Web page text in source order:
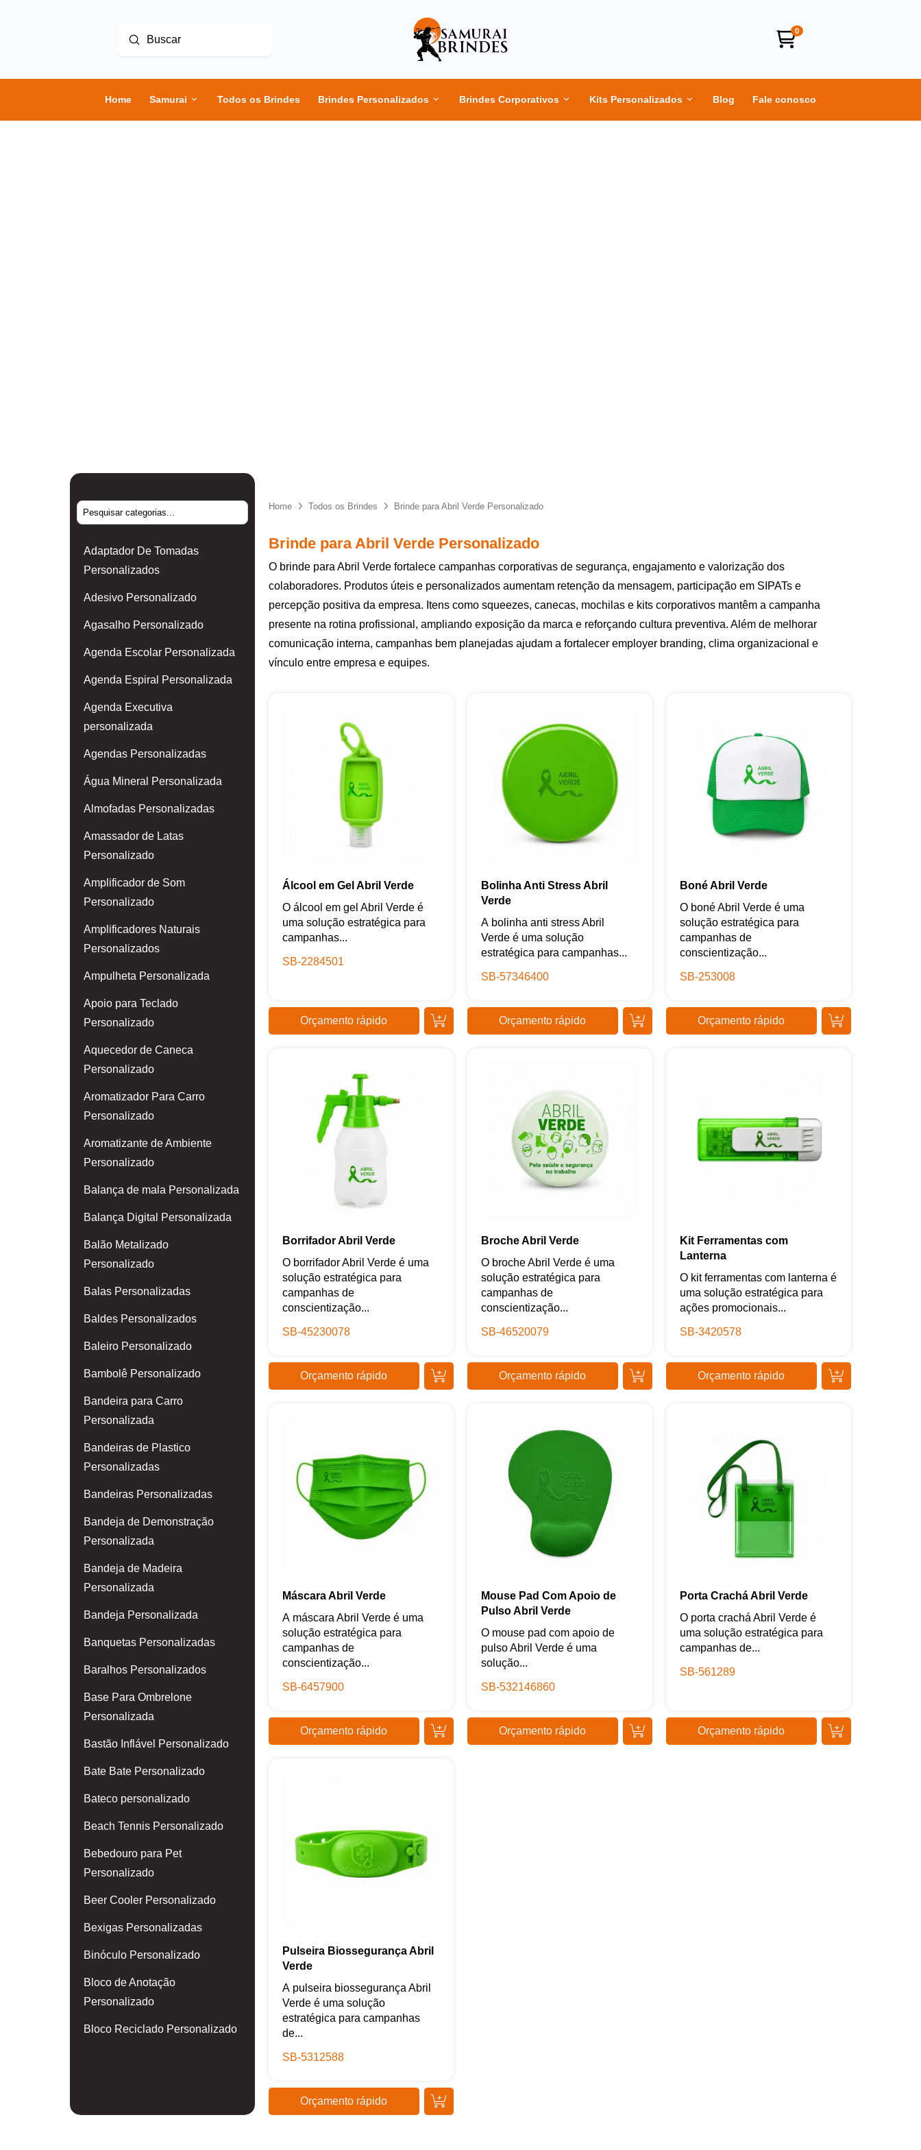
Buscar
Enviar
0
Home Samurai Todos os Brindes Brindes Personalizados Brindes Corporativos Kits Personalizados Blog Fale conosco
Adaptador De Tomadas
Personalizados
Adesivo Personalizado
Agasalho Personalizado
Agenda Escolar Personalizada
Agenda Espiral Personalizada
Agenda Executiva
personalizada
Agendas Personalizadas
Água Mineral Personalizada
Almofadas Personalizadas
Amassador de Latas
Personalizado
Amplificador de Som
Personalizado
Amplificadores Naturais
Personalizados
Ampulheta Personalizada
Apoio para Teclado
Personalizado
Aquecedor de Caneca
Personalizado
Aromatizador Para Carro
Personalizado
Aromatizante de Ambiente
Personalizado
Balança de mala Personalizada
Balança Digital Personalizada
Balão Metalizado
Personalizado
Balas Personalizadas
Baldes Personalizados
Baleiro Personalizado
Bambolê Personalizado
Bandeira para Carro
Personalizada
Bandeiras de Plastico
Personalizadas
Bandeiras Personalizadas
Bandeja de Demonstração
Personalizada
Bandeja de Madeira
Personalizada
Bandeja Personalizada
Banquetas Personalizadas
Baralhos Personalizados
Base Para Ombrelone
Personalizada
Bastão Inflável Personalizado
Bate Bate Personalizado
Bateco personalizado
Beach Tennis Personalizado
Bebedouro para Pet
Personalizado
Beer Cooler Personalizado
Bexigas Personalizadas
Binóculo Personalizado
Bloco de Anotação
Personalizado
Bloco Reciclado Personalizado
Home Todos os Brindes Brinde para Abril Verde Personalizado
Brinde para Abril Verde Personalizado
O brinde para Abril Verde fortalece campanhas corporativas de segurança, engajamento e valorização dos
colaboradores. Produtos úteis e personalizados aumentam retenção da mensagem, participação em SIPATs e
percepção positiva da empresa. Itens como squeezes, canecas, mochilas e kits corporativos mantêm a campanha
presente na rotina profissional, ampliando exposição da marca e reforçando cultura preventiva. Além de melhorar
comunicação interna, campanhas bem planejadas ajudam a fortalecer employer branding, clima organizacional e
vínculo entre empresa e equipes.
Álcool em Gel Abril Verde
O álcool em gel Abril Verde é
uma solução estratégica para
campanhas...
SB-2284501
Orçamento rápido
Bolinha Anti Stress Abril
Verde
A bolinha anti stress Abril
Verde é uma solução
estratégica para campanhas...
SB-57346400
Orçamento rápido
Boné Abril Verde
O boné Abril Verde é uma
solução estratégica para
campanhas de
conscientização...
SB-253008
Orçamento rápido
Borrifador Abril Verde
O borrifador Abril Verde é uma
solução estratégica para
campanhas de
conscientização...
SB-45230078
Orçamento rápido
Broche Abril Verde
O broche Abril Verde é uma
solução estratégica para
campanhas de
conscientização...
SB-46520079
Orçamento rápido
Kit Ferramentas com
Lanterna
O kit ferramentas com lanterna é
uma solução estratégica para
ações promocionais...
SB-3420578
Orçamento rápido
Máscara Abril Verde
A máscara Abril Verde é uma
solução estratégica para
campanhas de
conscientização...
SB-6457900
Orçamento rápido
Mouse Pad Com Apoio de
Pulso Abril Verde
O mouse pad com apoio de
pulso Abril Verde é uma
solução...
SB-532146860
Orçamento rápido
Porta Crachá Abril Verde
O porta crachá Abril Verde é
uma solução estratégica para
campanhas de...
SB-561289
Orçamento rápido
Pulseira Biossegurança Abril
Verde
A pulseira biossegurança Abril
Verde é uma solução
estratégica para campanhas
de...
SB-5312588
Orçamento rápido
Eu concordo em receber comunicações.
A nossa empresa está comprometida a proteger e respeitar sua
privacidade, utilizaremos seus dados apenas para fins de
marketing. Você pode alterar suas preferências a qualquer
momento.
Iniciar conversa